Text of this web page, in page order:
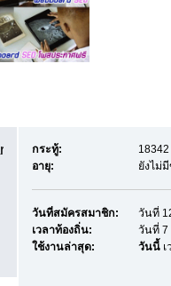
reggularpost88
กระทู้:
อายุ:
ยังไม่
วันที่สมัครสมาชิก:
วันที่
เวลาท้องถิ่น:
วันที่ 7
ใช้งานล่าสุด:
วันนี้เ